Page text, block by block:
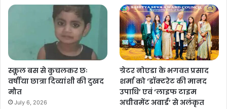
स्कूल बस से कुचलकर छः
वर्षीया छात्रा दिव्यांशी की दुखद
मौत
July 6, 2026
ग्रेटर नोएडा के भगवत प्रसाद
शर्मा को ‘डॉक्टरेट की मानद
उपाधि’ एवं ‘लाइफ टाइम
अचीवमेंट अवार्ड’ से अलंकृत